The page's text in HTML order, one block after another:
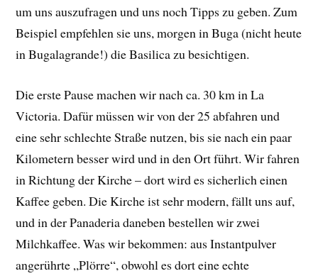
um uns auszufragen und uns noch Tipps zu geben. Zum
Beispiel empfehlen sie uns, morgen in Buga (nicht heute
in Bugalagrande!) die Basilica zu besichtigen.
Die erste Pause machen wir nach ca. 30 km in La
Victoria. Dafür müssen wir von der 25 abfahren und
eine sehr schlechte Straße nutzen, bis sie nach ein paar
Kilometern besser wird und in den Ort führt. Wir fahren
in Richtung der Kirche – dort wird es sicherlich einen
Kaffee geben. Die Kirche ist sehr modern, fällt uns auf,
und in der Panaderia daneben bestellen wir zwei
Milchkaffee. Was wir bekommen: aus Instantpulver
angerührte „Plörre“, obwohl es dort eine echte